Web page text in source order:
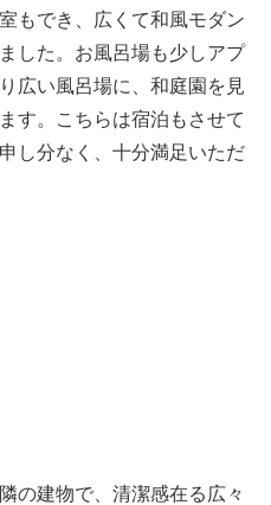
もでき、広くて和風モダン
した。お風呂場も少しアプ
広い風呂場に、和庭園を見
す。こちらは宿泊もさせて
し分なく、十分満足いただ
の建物で、清潔感在る広々